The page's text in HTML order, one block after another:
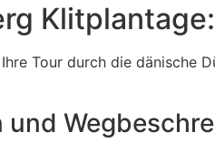
Tour durch die dänische